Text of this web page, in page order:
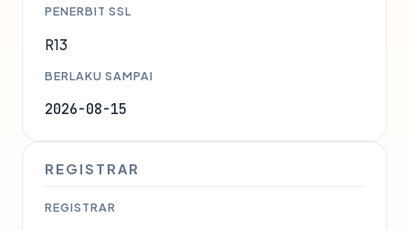
PENERBIT SSL
R13
BERLAKU SAMPAI
2026-08-15
REGISTRAR
REGISTRAR